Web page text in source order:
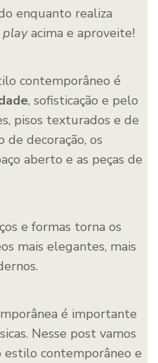
enquanto realiza
playacima e aproveite!
contemporâneo é
, sofisticação e pelo
pisos texturados e de
de decoração, os
aberto e as peças de
e formas torna os
mais elegantes, mais
é importante
Nesse post vamos
contemporâneo e